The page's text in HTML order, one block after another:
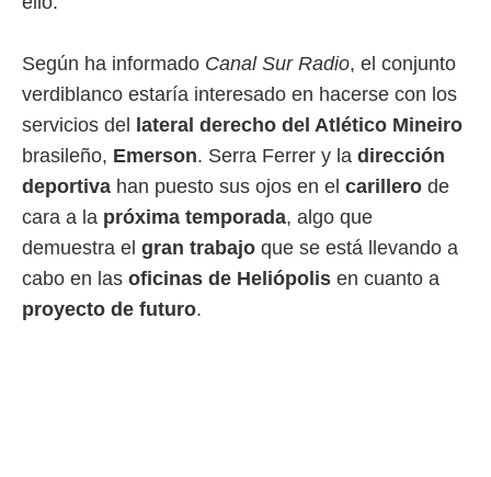
y
en
más
nuestra
de
disponible
Según ha informado Canal Sur Radio, el conjunto
verdiblanco estaría interesado en hacerse con los
servicios del
lateral derecho del Atlético Mineiro
brasileño, Emerson. Serra Ferrer y la dirección
deportiva han puesto sus ojos en el carillero de
cara a la próxima temporada, algo que
demuestra el gran trabajo que se está llevando a
cabo en las oficinas de Heliópolis en cuanto a
proyecto de futuro.